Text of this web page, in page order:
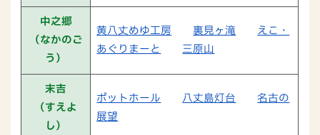
中之郷
（なかのご
う）
黄八丈めゆ工房 裏見ヶ滝
えこ・
あぐりまーと
三原山
末吉
（すえよ
し）
ポットホール 八丈島灯台
名古の
展望